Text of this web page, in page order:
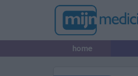
home